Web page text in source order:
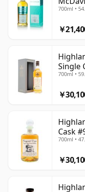
700ml •
￥
Single
700ml •
￥
Cask
700ml •
￥